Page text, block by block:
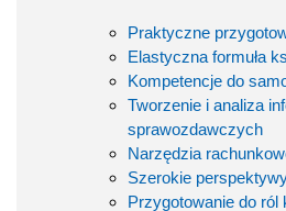
Praktyczne
Elastyczna formuła
Kompetencje do
Tworzenie i analiza
sprawozdawczych
Narzędzia
Szerokie
Przygotowanie do ról